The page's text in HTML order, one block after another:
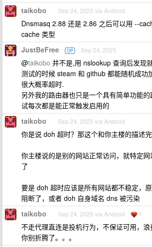
taikobo Sep 24, 2025 via Android
Dnsmasq 2.88 还是 2.86 之后可以用 --
cache 类型
JustBeFree OP Sep 24, 2025
@taikobo 并不是,用 nslookup 查询后发现
测试的时候 steam 和 github 都能随机成功
很大概率超时.
另外我的路由器也只是一个具有简单功能
试每次都是能正常触发启用的
taikobo Sep 24, 2025 via Android
你是说 doh 超时？那这个和你主楼的描述
你主楼说的是别的网站正常访问，就特定
了
要是 doh 超时应该是所有网站都不稳定，
阻断了，或者 doh 自身域名 dns 被污染
taikobo Sep 24, 2025 via Android 1
不走代理直连是投机行为，不保证可用，
你别折腾了。。。